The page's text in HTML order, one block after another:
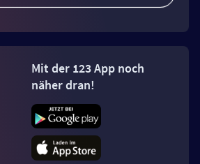
Mit der 123 App noch
näher dran!